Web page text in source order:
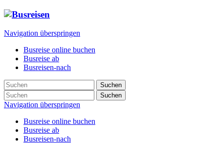
Navigation überspringen
Busreise online buchen
Busreise ab
Busreisen-nach
Suchen
Suchen
Navigation überspringen
Busreise online buchen
Busreise ab
Busreisen-nach